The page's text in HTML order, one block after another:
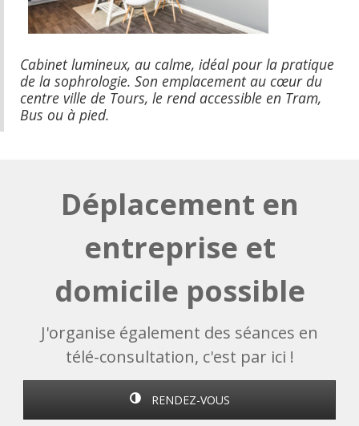
Cabinet lumineux, au calme, idéal pour la pratique
de la sophrologie. Son emplacement au cœur du
centre ville de Tours, le rend accessible en Tram,
Bus ou à pied.
Déplacement en
entreprise et
domicile possible
J'organise également des séances en
télé-consultation, c'est par ici !
RENDEZ-VOUS